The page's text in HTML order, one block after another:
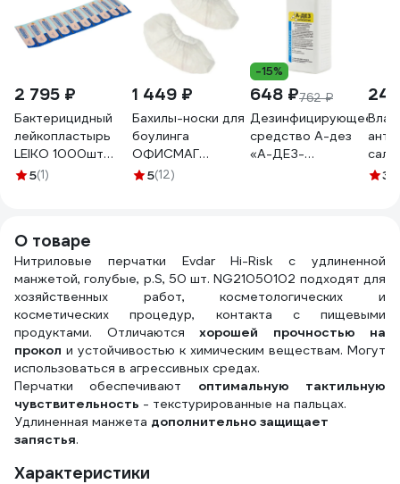
2 795 ₽
Бактерицидный
лейкопластырь
LEIKO 1000шт
1,9х7,2 см на
630249
5(1)
1 449 ₽
Бахилы-носки для
боулинга
ОФИСМАГ
МЕДСЕРВИС
5(12)
-15%
648 ₽762 ₽
Дезинфицирующее
средство А-дез
«А-ДЕЗ-
3.3
О товаре
Нитриловые перчатки Evdar Hi-Risk с удлиненной
манжетой, голубые, р.S, 50 шт. NG21050102 подходят для
хозяйственных работ, косметологических и
косметических процедур, контакта с пищевыми
продуктами. Отличаются хорошей прочностью на
прокол и устойчивостью к химическим веществам. Могут
использоваться в агрессивных средах.
Перчатки обеспечивают оптимальную тактильную
чувствительность - текстурированные на пальцах.
Удлиненная манжета дополнительно защищает
запястья.
Характеристики